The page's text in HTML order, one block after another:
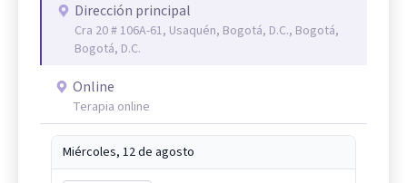
Dirección principal
Cra 20 # 106A-61, Usaquén, Bogotá, D.C., Bogotá,
Bogotá, D.C.
Online
Terapia online
Miércoles, 12 de agosto